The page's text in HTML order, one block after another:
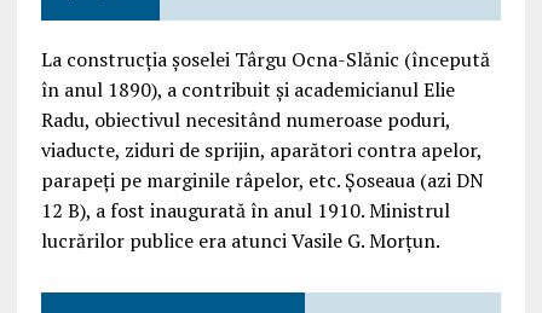
La construcția șoselei Târgu Ocna-Slănic (începută
în anul 1890), a contribuit și academicianul Elie
Radu, obiectivul necesitând numeroase poduri,
viaducte, ziduri de sprijin, aparători contra apelor,
parapeți pe marginile râpelor, etc. Șoseaua (azi DN
12 B), a fost inaugurată în anul 1910. Ministrul
lucrărilor publice era atunci Vasile G. Morțun.